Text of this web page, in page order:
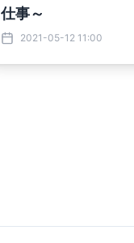
仕事～
2021-05-12 11:00